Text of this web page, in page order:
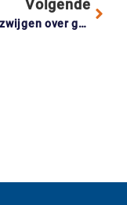
Volgende
Waarom zwijgen over geldzorgen je duur kan komen te staan